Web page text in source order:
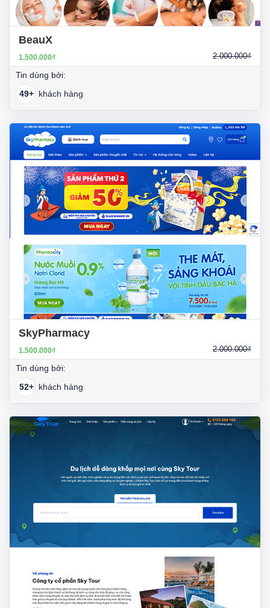
BeauX
1.500.000₫ 2.000.000₫
Tin dùng bởi:
49+ khách hàng
SkyPharmacy
1.500.000₫ 2.000.000₫
Tin dùng bởi:
52+ khách hàng